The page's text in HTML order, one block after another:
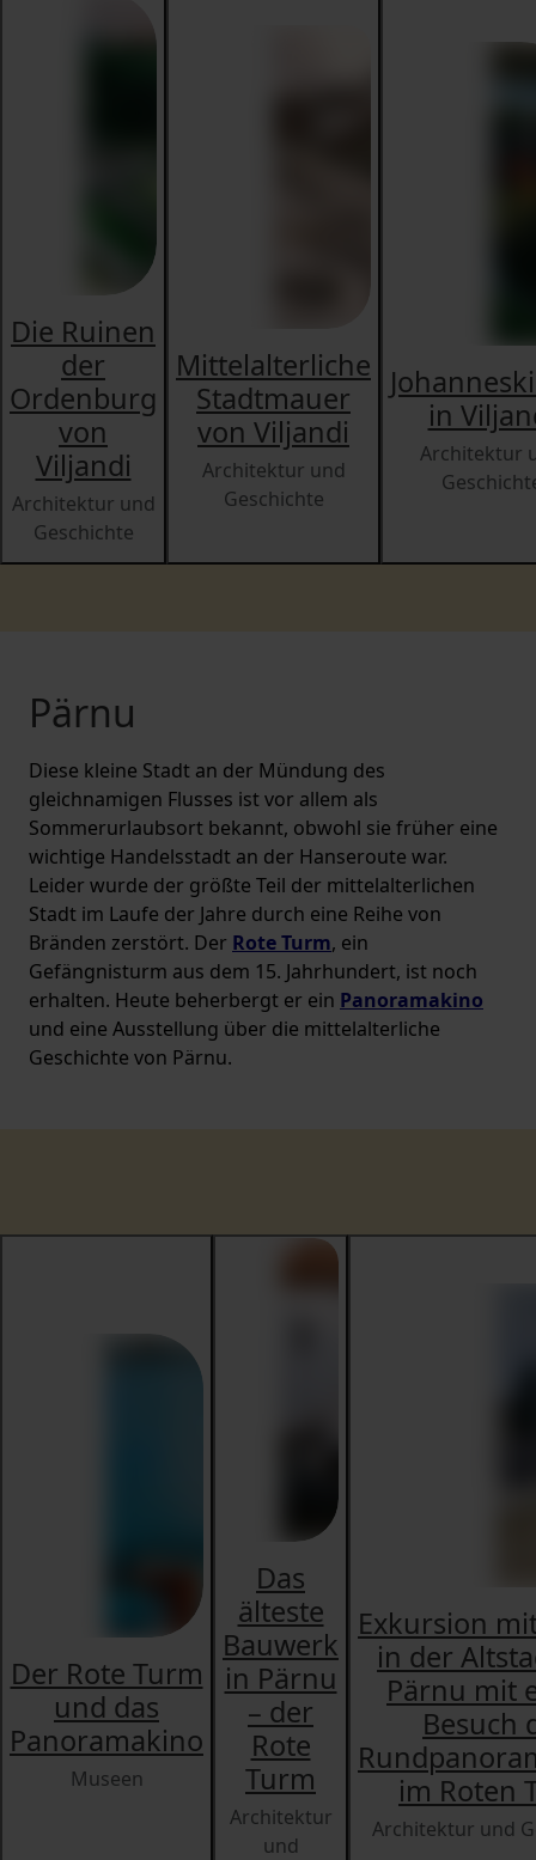
Die Ruinen
der
Ordenburg
von
Viljandi
Architektur und
Geschichte
Mittelalterliche
Stadtmauer
von Viljandi
Architektur und
Geschichte
in
Architektur
Pärnu
Diese kleine Stadt an der Mündung des
gleichnamigen Flusses ist vor allem als
Sommerurlaubsort bekannt, obwohl sie früher eine
wichtige Handelsstadt an der Hanseroute war.
Leider wurde der größte Teil der mittelalterlichen
Stadt im Laufe der Jahre durch eine Reihe von
Bränden zerstört. Der Rote Turm, ein
Gefängnisturm aus dem 15. Jahrhundert, ist noch
erhalten. Heute beherbergt er ein Panoramakino
und eine Ausstellung über die mittelalterliche
Geschichte von Pärnu.
Der Rote Turm
und das
Panoramakino
Museen
Das
älteste
Bauwerk
in Pärnu
– der
Rote
Turm
Architektur
und
Exkursion
in der
Pärnu mit
Besuch
im Roten
Architektur und